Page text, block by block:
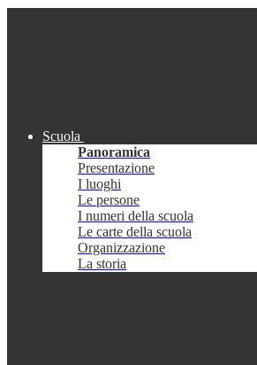
Scuola
Panoramica
Presentazione
I luoghi
Le persone
I numeri della scuola
Le carte della scuola
Organizzazione
La storia